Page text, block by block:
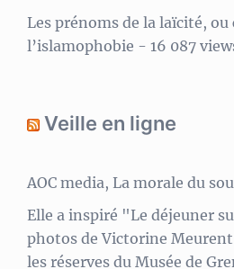
Les prénoms de la laïcité,
l’islamophobie - 16 087
Veille en ligne
AOC media, La morale du
Elle a inspiré "Le déjeuner
photos de Victorine
les réserves du Musée de